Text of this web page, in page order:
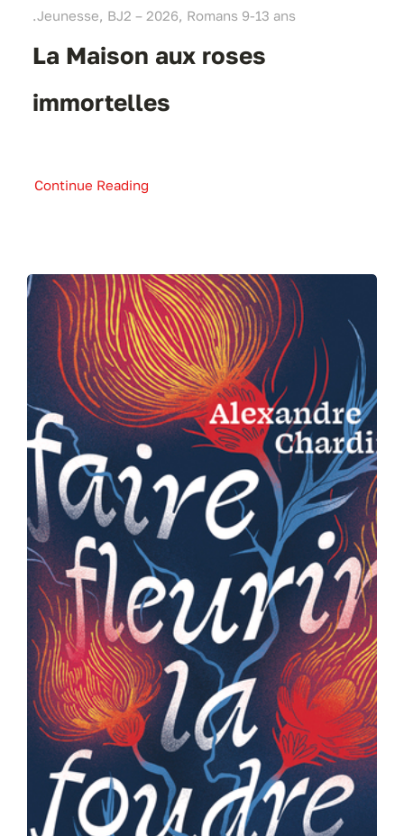
.Jeunesse, BJ2 – 2026, Romans 9-13 ans
La Maison aux roses
immortelles
Continue Reading